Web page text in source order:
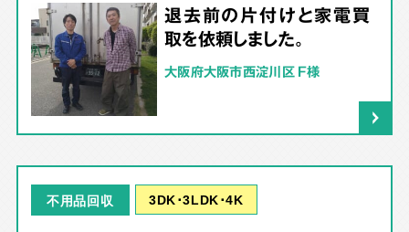
退去前の片付けと家電買
取を依頼しました。
大阪府大阪市西淀川区 F様
不用品回収 3DK･3LDK･4K